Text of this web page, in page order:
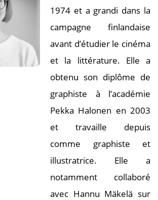
1974 et a grandi dans la
campagne finlandaise
avant d’étudier le cinéma
et la littérature. Elle a
obtenu son diplôme de
graphiste à l’académie
Pekka Halonen en 2003
et travaille depuis
comme graphiste et
illustratrice. Elle a
notamment collaboré
avec Hannu Mäkelä sur